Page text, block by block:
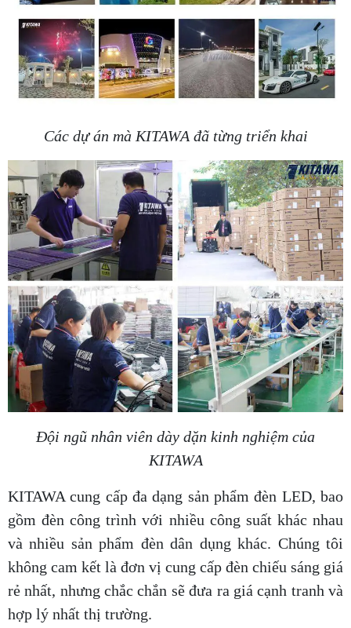
Các dự án mà KITAWA đã từng triển khai
Đội ngũ nhân viên dày dặn kinh nghiệm của
KITAWA
KITAWA cung cấp đa dạng sản phẩm đèn LED, bao
gồm đèn công trình với nhiều công suất khác nhau
và nhiều sản phẩm đèn dân dụng khác. Chúng tôi
không cam kết là đơn vị cung cấp đèn chiếu sáng giá
rẻ nhất, nhưng chắc chắn sẽ đưa ra giá cạnh tranh và
hợp lý nhất thị trường.